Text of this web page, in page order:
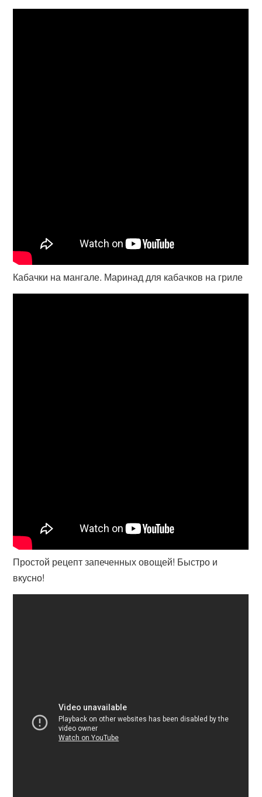
Кабачки на мангале. Маринад для кабачков на гриле
Простой рецепт запеченных овощей! Быстро и
вкусно!